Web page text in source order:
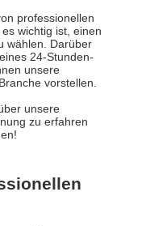
professionellen
wichtig ist, einen
wählen. Darüber
24-Stunden-
unsere
vorstellen.
unsere
zu erfahren